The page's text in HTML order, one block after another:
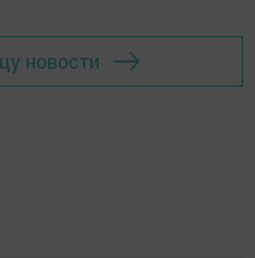
новости